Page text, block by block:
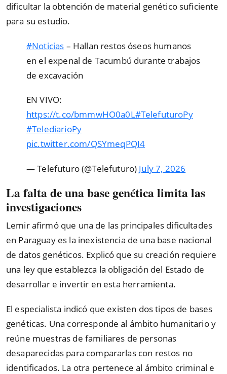
dificultar la obtención de material genético suficiente
para su estudio.
#Noticias – Hallan restos óseos humanos
en el expenal de Tacumbú durante trabajos
de excavación
EN VIVO:
https://t.co/bmmwHO0a0L#TelefuturoPy
#TelediarioPy
pic.twitter.com/QSYmeqPQI4
— Telefuturo (@Telefuturo) July 7, 2026
La falta de una base genética limita las
investigaciones
Lemir afirmó que una de las principales dificultades
en Paraguay es la inexistencia de una base nacional
de datos genéticos. Explicó que su creación requiere
una ley que establezca la obligación del Estado de
desarrollar e invertir en esta herramienta.
El especialista indicó que existen dos tipos de bases
genéticas. Una corresponde al ámbito humanitario y
reúne muestras de familiares de personas
desaparecidas para compararlas con restos no
identificados. La otra pertenece al ámbito criminal e